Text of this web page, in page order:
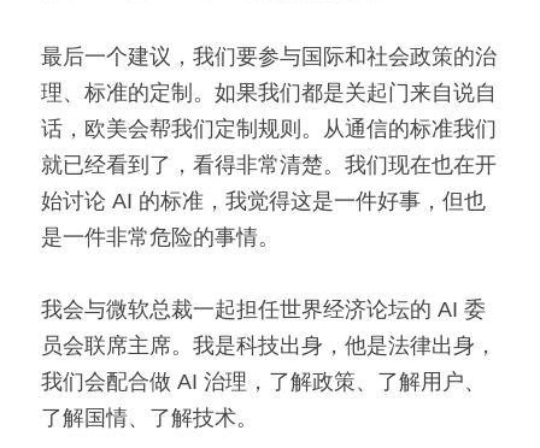
最后一个建议，我们要参与国际和社会政策的治
理、标准的定制。如果我们都是关起门来自说自
话，欧美会帮我们定制规则。从通信的标准我们
就已经看到了，看得非常清楚。我们现在也在开
始讨论 AI 的标准，我觉得这是一件好事，但也
是一件非常危险的事情。
我会与微软总裁一起担任世界经济论坛的 AI 委
员会联席主席。我是科技出身，他是法律出身，
我们会配合做 AI 治理，了解政策、了解用户、
了解国情、了解技术。